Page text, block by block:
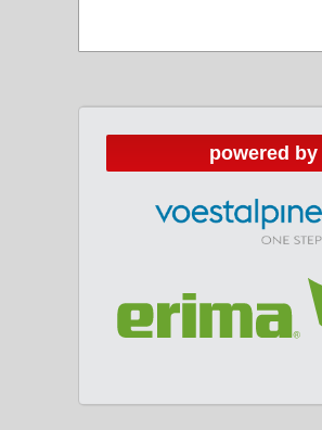
powered by